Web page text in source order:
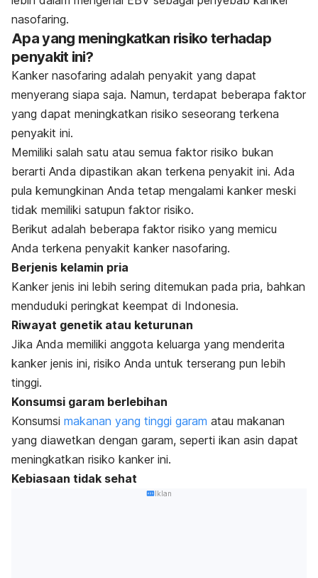
nasofaring.
Apa yang meningkatkan risiko terhadap
penyakit ini?
Kanker nasofaring adalah penyakit yang dapat
menyerang siapa saja. Namun, terdapat beberapa faktor
yang dapat meningkatkan risiko seseorang terkena
penyakit ini.
Memiliki salah satu atau semua faktor risiko bukan
berarti Anda dipastikan akan terkena penyakit ini. Ada
pula kemungkinan Anda tetap mengalami kanker meski
tidak memiliki satupun faktor risiko.
Berikut adalah beberapa faktor risiko yang memicu
Anda terkena penyakit kanker nasofaring.
Berjenis kelamin pria
Kanker jenis ini lebih sering ditemukan pada pria, bahkan
menduduki peringkat keempat di Indonesia.
Riwayat genetik atau keturunan
Jika Anda memiliki anggota keluarga yang menderita
kanker jenis ini, risiko Anda untuk terserang pun lebih
tinggi.
Konsumsi garam berlebihan
Konsumsi makanan yang tinggi garam atau makanan
yang diawetkan dengan garam, seperti ikan asin dapat
meningkatkan risiko kanker ini.
Kebiasaan tidak sehat
Iklan